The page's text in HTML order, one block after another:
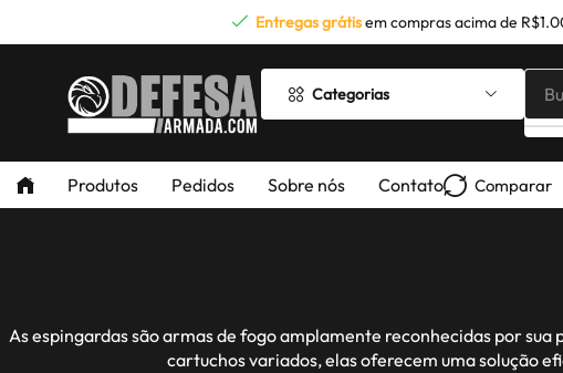
Entregas grátisem compras acima de
Categorias
Produtos Pedidos Sobre nós Contato Comparar
As espingardas são armas de fogo amplamente reconhecidas por
cartuchos variados, elas oferecem uma solução